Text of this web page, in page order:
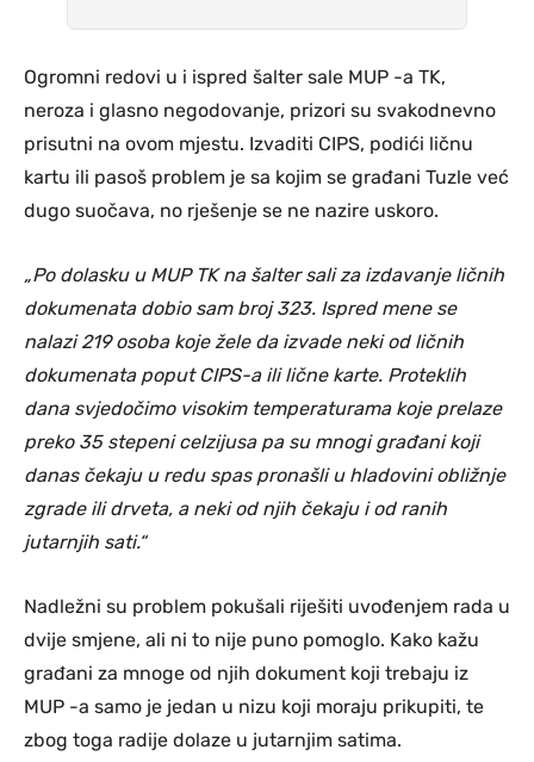
Ogromni redovi u i ispred šalter sale MUP -a TK,
neroza i glasno negodovanje, prizori su svakodnevno
prisutni na ovom mjestu. Izvaditi CIPS, podići ličnu
kartu ili pasoš problem je sa kojim se građani Tuzle već
dugo suočava, no rješenje se ne nazire uskoro.
„Po dolasku u MUP TK na šalter sali za izdavanje ličnih
dokumenata dobio sam broj 323. Ispred mene se
nalazi 219 osoba koje žele da izvade neki od ličnih
dokumenata poput CIPS-a ili lične karte. Proteklih
dana svjedočimo visokim temperaturama koje prelaze
preko 35 stepeni celzijusa pa su mnogi građani koji
danas čekaju u redu spas pronašli u hladovini obližnje
zgrade ili drveta, a neki od njih čekaju i od ranih
jutarnjih sati.“
Nadležni su problem pokušali riješiti uvođenjem rada u
dvije smjene, ali ni to nije puno pomoglo. Kako kažu
građani za mnoge od njih dokument koji trebaju iz
MUP -a samo je jedan u nizu koji moraju prikupiti, te
zbog toga radije dolaze u jutarnjim satima.